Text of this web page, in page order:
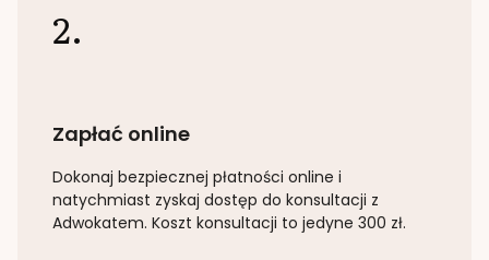
2.
Zapłać online
Dokonaj bezpiecznej płatności online i
natychmiast zyskaj dostęp do konsultacji z
Adwokatem. Koszt konsultacji to jedyne 300 zł.